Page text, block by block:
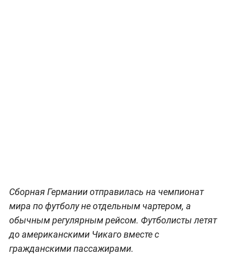
Сборная Германии отправилась на чемпионат
мира по футболу не отдельным чартером, а
обычным регулярным рейсом. Футболисты летят
до американскими Чикаго вместе с
гражданскими пассажирами.